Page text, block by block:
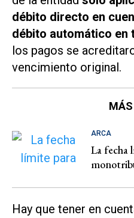
débito directo en
débito automático en
los pagos se
vencimiento original.
ARCA
La fecha
Hay que tener en